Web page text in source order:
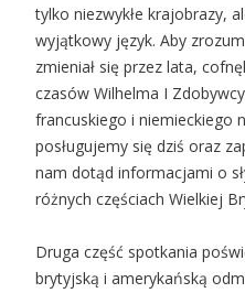
tylko niezwykłe krajobrazy,
wyjątkowy język. Aby
zmieniał się przez lata,
czasów Wilhelma I
francuskiego i niemieckiego
posługujemy się dziś oraz
nam dotąd informacjami o
różnych częściach Wielkiej
Druga część spotkania
brytyjską i amerykańską